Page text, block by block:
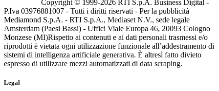
Copyright © 1999-2026 RTI S.p.A. Business Digital -
P.Iva 03976881007 - Tutti i diritti riservati - Per la pubblicità
Mediamond S.p.A. - RTI S.p.A., Mediaset N.V., sede legale
Amsterdam (Paesi Bassi) - Uffici Viale Europa 46, 20093 Cologno
Monzese (MI)Rispetto ai contenuti e ai dati personali trasmessi e/o
riprodotti è vietata ogni utilizzazione funzionale all’addestramento di
sistemi di intelligenza artificiale generativa. È altresì fatto divieto
espresso di utilizzare mezzi automatizzati di data scraping.
Legal